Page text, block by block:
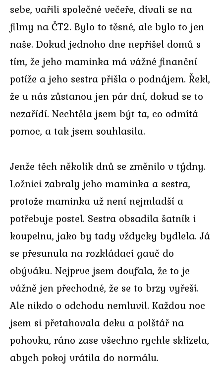
sebe, vařili společné večeře, dívali se na
filmy na ČT2. Bylo to těsné, ale bylo to jen
naše. Dokud jednoho dne nepřišel domů s
tím, že jeho maminka má vážné finanční
potíže a jeho sestra přišla o podnájem. Řekl,
že u nás zůstanou jen pár dní, dokud se to
nezařídí. Nechtěla jsem být ta, co odmítá
pomoc, a tak jsem souhlasila.
Jenže těch několik dnů se změnilo v týdny.
Ložnici zabraly jeho maminka a sestra,
protože maminka už není nejmladší a
potřebuje postel. Sestra obsadila šatník i
koupelnu, jako by tady vždycky bydlela. Já
se přesunula na rozkládací gauč do
obýváku. Nejprve jsem doufala, že to je
vážně jen přechodné, že se to brzy vyřeší.
Ale nikdo o odchodu nemluvil. Každou noc
jsem si přetahovala deku a polštář na
pohovku, ráno zase všechno rychle sklízela,
abych pokoj vrátila do normálu.